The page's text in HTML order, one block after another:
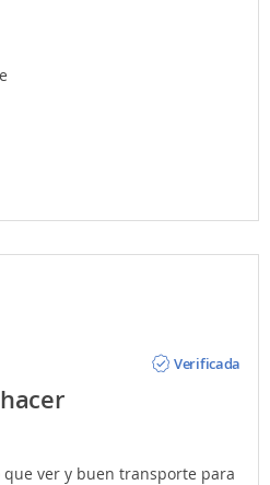
Verificada
ver y buen transporte para